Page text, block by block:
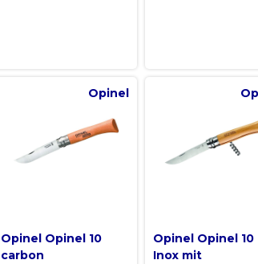
Opinel
Opinel Opinel 10
carbon
Opinel Opinel 10
Inox mit